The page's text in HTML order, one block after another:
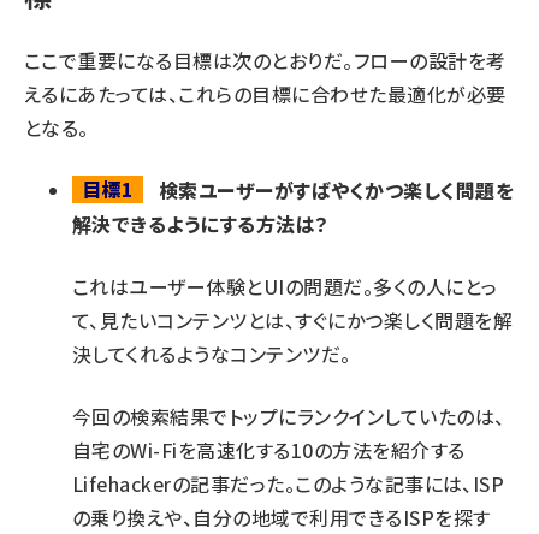
ここで重要になる目標は次のとおりだ。フローの設計を考
えるにあたっては、これらの目標に合わせた最適化が必要
となる。
目標1
検索ユーザーがすばやくかつ楽しく問題を
解決できるようにする方法は？
これはユーザー体験とUIの問題だ。多くの人にとっ
て、見たいコンテンツとは、すぐにかつ楽しく問題を解
決してくれるようなコンテンツだ。
今回の検索結果でトップにランクインしていたのは、
自宅のWi-Fiを高速化する10の方法を紹介する
Lifehackerの記事だった。このような記事には、ISP
の乗り換えや、自分の地域で利用できるISPを探す